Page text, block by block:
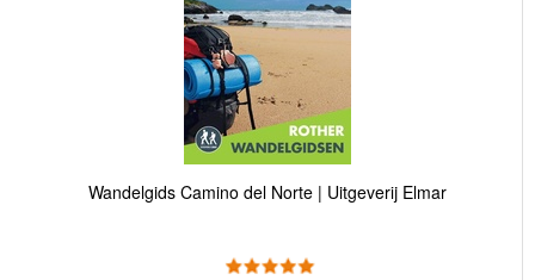
Wandelgids Camino del Norte | Uitgeverij Elmar